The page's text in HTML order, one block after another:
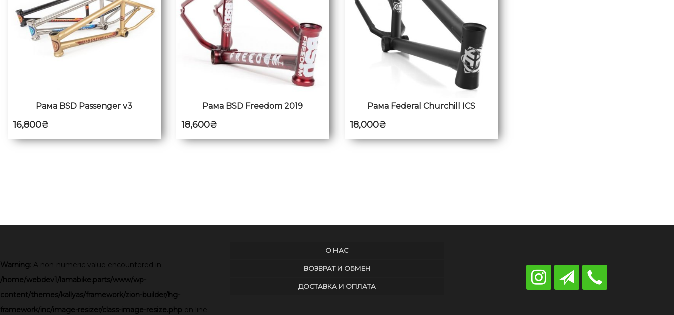
Рама BSD Passenger v3
16,800₴
Рама BSD Freedom 2019
18,600₴
Рама Federal Churchill ICS
18,000₴
Warning: A non-numeric value encountered in
/home/webdev1/lamabike.parts/www/wp-
content/themes/kallyas/framework/zion-builder/hg-
framework/inc/image-resizer/class-image-resize.php on line
О НАС
ВОЗВРАТ И ОБМЕН
ДОСТАВКА И ОПЛАТА